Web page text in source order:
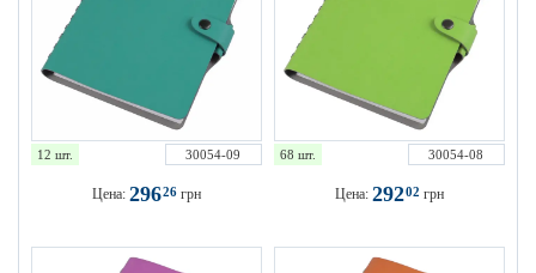
12 шт. 30054-09
Цена: 29626 грн
68 шт. 30054-08
Цена: 29202 грн